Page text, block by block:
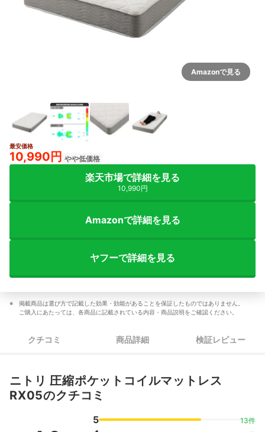
Amazonで見る
最安価格
10,990円 やや低価格
楽天市場で詳細を見る
10,990円
Amazonで詳細を見る
ヤフーで詳細を見る
掲載商品は選び方で記載した効果・効能があることを保証したものではありません。
ご購入にあたっては、各商品に記載されている内容・商品説明をご確認ください。
クチコミ 商品詳細 検証レビュー
ニトリ 圧縮ポケットコイルマットレス
RX05のクチコミ
5 13件